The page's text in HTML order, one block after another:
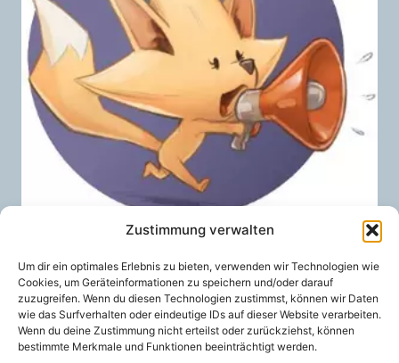
Zustimmung verwalten
Um dir ein optimales Erlebnis zu bieten, verwenden wir Technologien wie
Cookies, um Geräteinformationen zu speichern und/oder darauf
zuzugreifen. Wenn du diesen Technologien zustimmst, können wir Daten
wie das Surfverhalten oder eindeutige IDs auf dieser Website verarbeiten.
Wenn du deine Zustimmung nicht erteilst oder zurückziehst, können
bestimmte Merkmale und Funktionen beeinträchtigt werden.
VON: 11,00€ / Monat